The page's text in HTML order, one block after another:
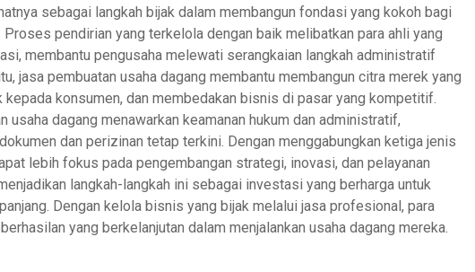
sebagai langkah bijak dalam membangun fondasi yang kokoh bagi
pendirian yang terkelola dengan baik melibatkan para ahli yang
membantu pengusaha melewati serangkaian langkah administratif
jasa pembuatan usaha dagang membantu membangun citra merek yang
kepada konsumen, dan membedakan bisnis di pasar yang kompetitif.
usaha dagang menawarkan keamanan hukum dan administratif,
dan perizinan tetap terkini. Dengan menggabungkan ketiga jenis
lebih fokus pada pengembangan strategi, inovasi, dan pelayanan
langkah-langkah ini sebagai investasi yang berharga untuk
Dengan kelola bisnis yang bijak melalui jasa profesional, para
yang berkelanjutan dalam menjalankan usaha dagang mereka.